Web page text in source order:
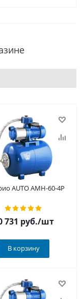
AUTO AMH-60-4P
731 руб./шт
В корзину